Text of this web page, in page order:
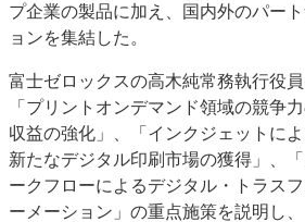
プ企業の製品に加え、国内外のパー
ョンを集結した。
富士ゼロックスの高木純常務執行役
「プリントオンデマンド領域の競争
収益の強化」、「インクジェットによ
新たなデジタル印刷市場の獲得」、「
ークフローによるデジタル・トラスフ
ーメーション」の重点施策を説明し、